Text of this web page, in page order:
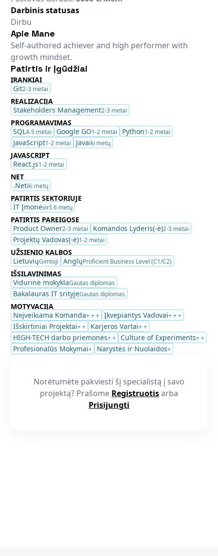
Darbinis statusas
Dirbu
Apie Mane
Self-authored achiever and high performer with
growth mindset.
Patirtis ir Įgūdžiai
ĮRANKIAI
Git2-3 metai
REALIZACIJA
Stakeholders Management2-3 metai
PROGRAMAVIMAS
SQL4-5 metai Google GO1-2 metai Python1-2 metai
JavaScript1-2 metai Javaiki metų
JAVASCRIPT
React.js1-2 metai
NET
.Netiki metų
PATIRTIS SEKTORIUJE
IT Įmonėvirš 6 metų
PATIRTIS PAREIGOSE
Product Owner2-3 metai Komandos Lyderis(-ė)2-3 metai
Projektų Vadovas(-ė)1-2 metai
UŽSIENIO KALBOS
LietuviųGimtoji AnglųProficient Business Level (C1/C2)
IŠSILAVINIMAS
Vidurinė mokyklaGautas diplomas
Bakalauras IT srityjeGautas diplomas
MOTYVACIJA
Neįveikiama Komanda+ + + Įkvepiantys Vadovai+ + +
Išskirtiniai Projektai+ + Karjeros Vartai+ +
HIGH-TECH darbo priemonės+ + Culture of Experiments+ +
Profesionalūs Mokymai+ Narystės ir Nuolaidos+
Norėtumėte pakviesti šį specialistą į savo
projektą? Prašome Registruotisarba
Prisijungti